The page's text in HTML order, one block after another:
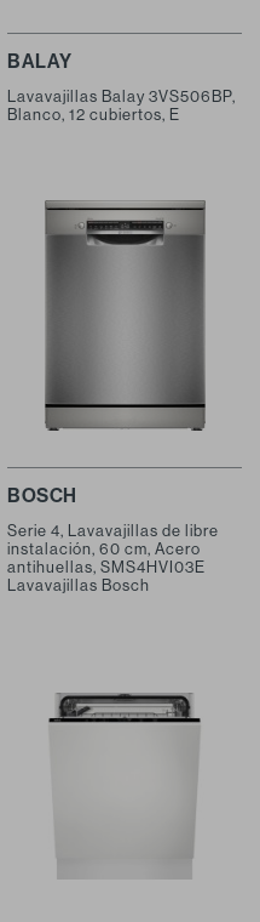
BALAY
Lavavajillas Balay 3VS506BP,
Blanco, 12 cubiertos, E
BOSCH
Serie 4, Lavavajillas de libre
instalación, 60 cm, Acero
antihuellas, SMS4HVI03E
Lavavajillas Bosch